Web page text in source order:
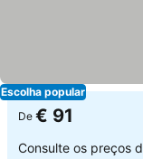
Escolha popular
De € 91
Consulte os preços